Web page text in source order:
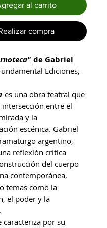
al carrito
compra
de Gabriel
Ediciones,
es una obra teatral que
entre el
y la
escénica. Gabriel
argentino,
reflexión crítica
del cuerpo
contemporánea,
temas como la
el poder y la
caracteriza por su